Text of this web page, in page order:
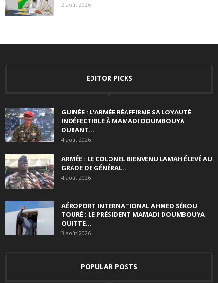
2 août 2026
EDITOR PICKS
GUINÉE : L’ARMÉE RÉAFFIRME SA LOYAUTÉ
INDÉFECTIBLE À MAMADI DOUMBOUYA
DURANT...
4 août 2026
ARMÉE : LE COLONEL BIENVENU LAMAH ÉLEVÉ AU
GRADE DE GÉNÉRAL...
4 août 2026
AÉROPORT INTERNATIONAL AHMED SÉKOU
TOURÉ : LE PRÉSIDENT MAMADI DOUMBOUYA
QUITTE...
3 août 2026
POPULAR POSTS